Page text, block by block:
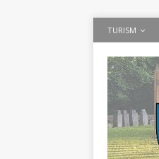
TURISM